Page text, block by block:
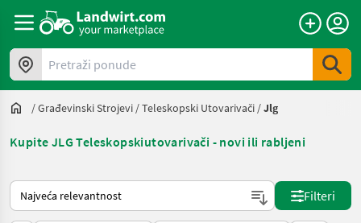
Pretraži ponude
/Građevinski Strojevi /Teleskopski Utovarivači /Jlg
Kupite JLG Teleskopskiutovarivači - novi ili rabljeni
Način na koji sortira Landwirt.com
Filteri